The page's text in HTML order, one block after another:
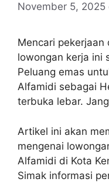
November 5, 2025
Mencari pekerjaan
lowongan kerja ini
Peluang emas
Alfamidi sebagai
terbuka lebar.
Artikel ini akan
mengenai
Alfamidi di Kota
Simak informasi